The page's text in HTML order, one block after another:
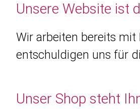
Unsere Website ist
Wir arbeiten bereits
entschuldigen uns für
Unser Shop steht